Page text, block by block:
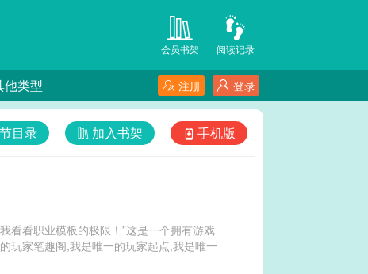
阅读记录
会员书架
他类型 登录
注册
手机版
加入书架
目录